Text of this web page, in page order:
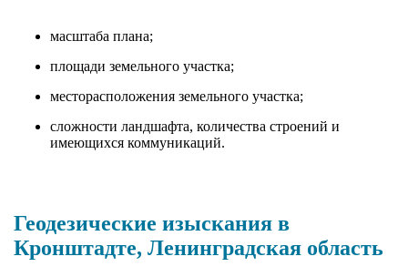
масштаба плана;
площади земельного участка;
месторасположения земельного участка;
сложности ландшафта, количества строений и
имеющихся коммуникаций.
Геодезические изыскания в
Кронштадте, Ленинградская область